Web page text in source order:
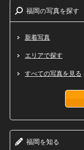
福岡の写真を探す
新着写真
エリアで探す
すべての写真を見る
福岡を知る